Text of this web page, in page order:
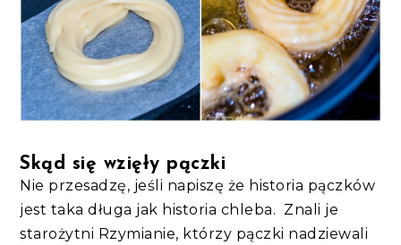
Skąd się wzięły pączki
Nie przesadzę, jeśli napiszę że historia pączków
jest taka długa jak historia chleba. Znali je
starożytni Rzymianie, którzy pączki nadziewali